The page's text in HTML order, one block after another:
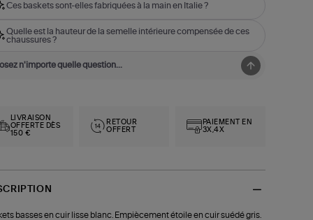
Ces baskets sont-elles fabriquées à la main en Italie ?
Quelle est la hauteur de la semelle intérieure compensée de ces
chaussures ?
LIVRAISON
OFFERTE DÈS
150 €
RETOUR
OFFERT
PAIEMENT EN
3X,4X
basses en cuir lisse blanc. Empiècement étoile en cuir suédé gris.